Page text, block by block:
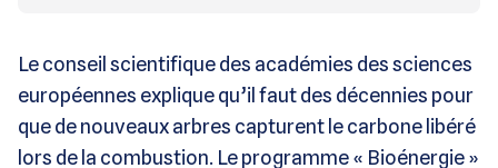
Le conseil scientifique des académies des sciences
européennes explique qu’il faut des décennies pour
que de nouveaux arbres capturent le carbone libéré
lors de la combustion. Le programme « Bioénergie »